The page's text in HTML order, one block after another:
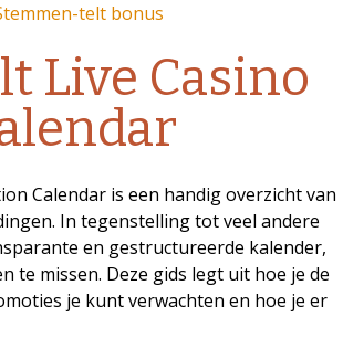
telt bonus
Live Casino
Calendar is een handig overzicht van
In tegenstelling tot veel andere
en gestructureerde kalender,
te missen. Deze gids legt uit hoe je de
je kunt verwachten en hoe je er